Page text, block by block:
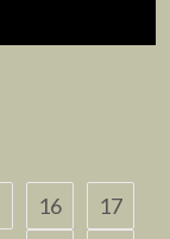
16
17